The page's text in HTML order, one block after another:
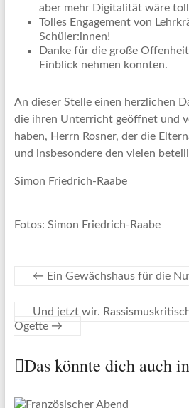
aber mehr Digitalität wäre
Tolles Engagement von
Schüler:innen!
Danke für die große
Einblick nehmen konnten.
An dieser Stelle einen herzlichen
die ihren Unterricht geöffnet und
haben, Herrn Rosner, der die
und insbesondere den vielen
Simon Friedrich-Raabe
Fotos: Simon Friedrich-Raabe
← Ein Gewächshaus für die
Und jetzt wir.
Ogette →
Das könnte dich auch